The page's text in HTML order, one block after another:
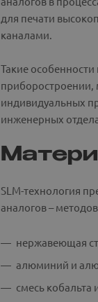
для печати
каналами.
Такие
приборостроении,
индивидуальных
инженерных
SLM-технология
аналогов –
нержавеющая
алюминий и
смесь кобальта